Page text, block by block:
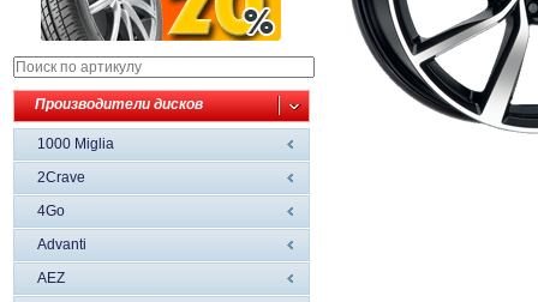
Производители дисков
1000 Miglia
2Crave
4Go
Advanti
AEZ